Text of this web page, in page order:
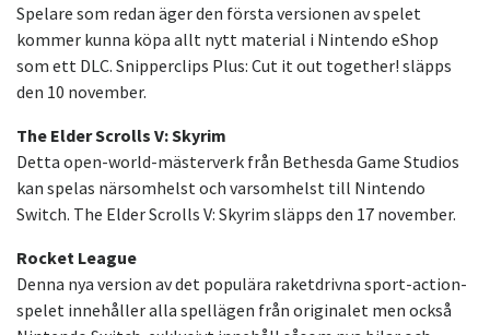
Spelare som redan äger den första versionen av spelet
kommer kunna köpa allt nytt material i Nintendo eShop
som ett DLC. Snipperclips Plus: Cut it out together! släpps
den 10 november.
The Elder Scrolls V: Skyrim
Detta open-world-mästerverk från Bethesda Game Studios
kan spelas närsomhelst och varsomhelst till Nintendo
Switch. The Elder Scrolls V: Skyrim släpps den 17 november.
Rocket League
Denna nya version av det populära raketdrivna sport-action-
spelet innehåller alla spellägen från originalet men också